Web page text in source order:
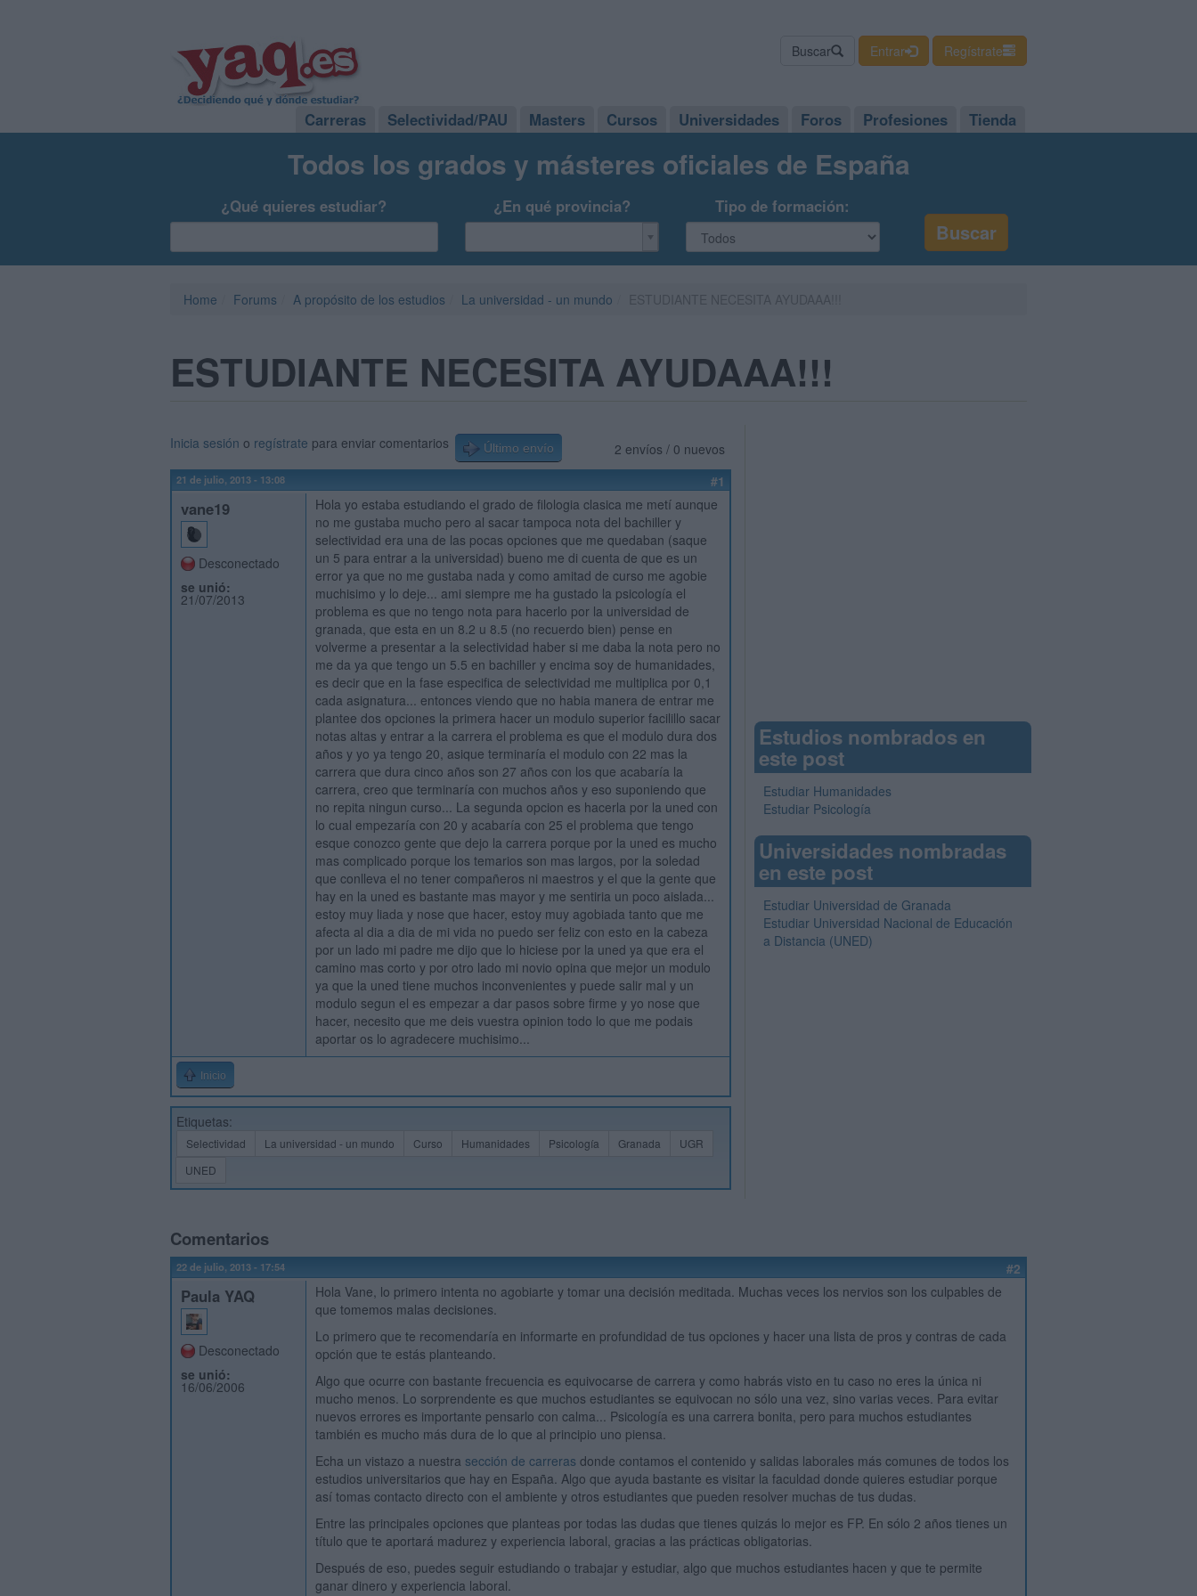
Buscar Entrar Regístrate
Carreras Selectividad/PAU Masters Cursos Universidades Foros Profesiones Tienda
Todos los grados y másteres oficiales de España
¿Qué quieres estudiar? ¿En qué provincia? Tipo de formación:
Home Forums A propósito de los estudios La universidad - un mundo
ESTUDIANTE NECESITA AYUDAAA!!!
2 envíos / 0 nuevos
Inicia sesión o regístrate para enviar comentarios Último envío
21 de julio, 2013 - 13:08 #1
vane19
Desconectado
se unió:
21/07/2013
Hola yo estaba estudiando el grado de filologia clasica me metí aunque
no me gustaba mucho pero al sacar tampoca nota del bachiller y
selectividad era una de las pocas opciones que me quedaban (saque
un 5 para entrar a la universidad) bueno me di cuenta de que es un
error ya que no me gustaba nada y como amitad de curso me agobie
muchisimo y lo deje... ami siempre me ha gustado la psicología el
problema es que no tengo nota para hacerlo por la universidad de
granada, que esta en un 8.2 u 8.5 (no recuerdo bien) pense en
volverme a presentar a la selectividad haber si me daba la nota pero no
me da ya que tengo un 5.5 en bachiller y encima soy de humanidades,
es decir que en la fase especifica de selectividad me multiplica por 0,1
cada asignatura... entonces viendo que no habia manera de entrar me
plantee dos opciones la primera hacer un modulo superior facilillo sacar
notas altas y entrar a la carrera el problema es que el modulo dura dos
años y yo ya tengo 20, asique terminaría el modulo con 22 mas la
carrera que dura cinco años son 27 años con los que acabaría la
carrera, creo que terminaría con muchos años y eso suponiendo que
no repita ningun curso... La segunda opcion es hacerla por la uned con
lo cual empezaría con 20 y acabaría con 25 el problema que tengo
esque conozco gente que dejo la carrera porque por la uned es mucho
mas complicado porque los temarios son mas largos, por la soledad
que conlleva el no tener compañeros ni maestros y el que la gente que
hay en la uned es bastante mas mayor y me sentiria un poco aislada...
estoy muy liada y nose que hacer, estoy muy agobiada tanto que me
afecta al dia a dia de mi vida no puedo ser feliz con esto en la cabeza
por un lado mi padre me dijo que lo hiciese por la uned ya que era el
camino mas corto y por otro lado mi novio opina que mejor un modulo
ya que la uned tiene muchos inconvenientes y puede salir mal y un
modulo segun el es empezar a dar pasos sobre firme y yo nose que
hacer, necesito que me deis vuestra opinion todo lo que me podais
aportar os lo agradecere muchisimo...
Inicio
Etiquetas:
Selectividad La universidad - un mundo Curso Humanidades Psicología Granada
UGR
UNED
Estudios nombrados en
este post
Estudiar Humanidades
Estudiar Psicología
Universidades nombradas
en este post
Estudiar Universidad de Granada
Estudiar Universidad Nacional de Educación
a Distancia (UNED)
Comentarios
22 de julio, 2013 - 17:54 #2
Paula YAQ
Desconectado
se unió:
16/06/2006
Hola Vane, lo primero intenta no agobiarte y tomar una decisión meditada. Muchas veces los nervios son los culpables de
que tomemos malas decisiones.
Lo primero que te recomendaría en informarte en profundidad de tus opciones y hacer una lista de pros y contras de cada
opción que te estás planteando.
Algo que ocurre con bastante frecuencia es equivocarse de carrera y como habrás visto en tu caso no eres la única ni
mucho menos. Lo sorprendente es que muchos estudiantes se equivocan no sólo una vez, sino varias veces. Para evitar
nuevos errores es importante pensarlo con calma... Psicología es una carrera bonita, pero para muchos estudiantes
también es mucho más dura de lo que al principio uno piensa.
Echa un vistazo a nuestra sección de carreras donde contamos el contenido y salidas laborales más comunes de todos los
estudios universitarios que hay en España. Algo que ayuda bastante es visitar la faculdad donde quieres estudiar porque
así tomas contacto directo con el ambiente y otros estudiantes que pueden resolver muchas de tus dudas.
Entre las principales opciones que planteas por todas las dudas que tienes quizás lo mejor es FP. En sólo 2 años tienes un
título que te aportará madurez y experiencia laboral, gracias a las prácticas obligatorias.
Después de eso, puedes seguir estudiando o trabajar y estudiar, algo que muchos estudiantes hacen y que te permite
ganar dinero y experiencia laboral.